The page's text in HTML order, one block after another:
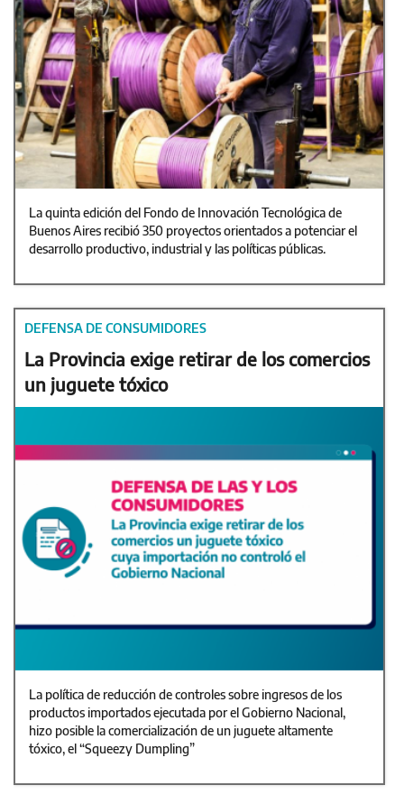
La quinta edición del Fondo de Innovación Tecnológica de
Buenos Aires recibió 350 proyectos orientados a potenciar el
desarrollo productivo, industrial y las políticas públicas.
DEFENSA DE CONSUMIDORES
La Provincia exige retirar de los comercios
un juguete tóxico
La política de reducción de controles sobre ingresos de los
productos importados ejecutada por el Gobierno Nacional,
hizo posible la comercialización de un juguete altamente
tóxico, el “Squeezy Dumpling”